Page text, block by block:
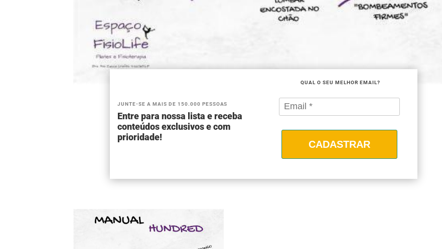
JUNTE-SE A MAIS DE 150.000 PESSOAS
Entre para nossa lista e receba
conteúdos exclusivos e com
prioridade!
QUAL O SEU MELHOR EMAIL?
CADASTRAR